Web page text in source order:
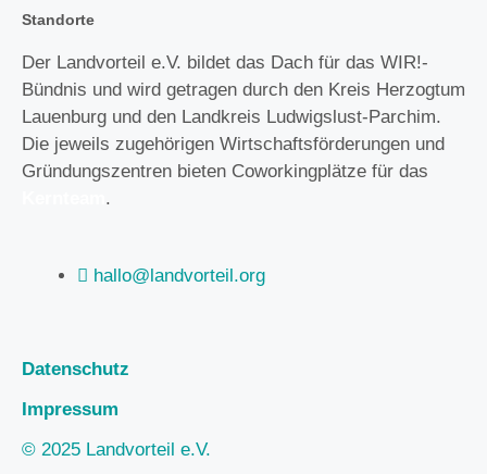
Standorte
Der Landvorteil e.V. bildet das Dach für das WIR!-
Bündnis und wird getragen durch den Kreis Herzogtum
Lauenburg und den Landkreis Ludwigslust-Parchim.
Die jeweils zugehörigen Wirtschaftsförderungen und
Gründungszentren bieten Coworkingplätze für das
.
hallo@landvorteil.org
Datenschutz
Impressum
© 2025 Landvorteil e.V.